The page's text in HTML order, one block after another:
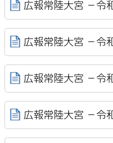
広報常陸大宮 －令
広報常陸大宮 －令
広報常陸大宮 －令
広報常陸大宮 －令